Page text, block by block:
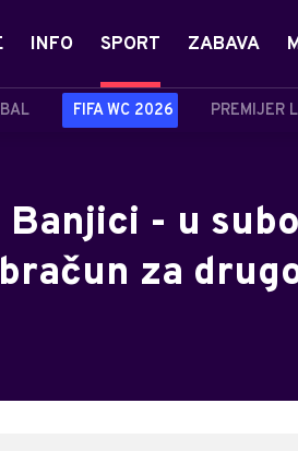
INFO SPORT
FIFA WC 2026 PREMIJER
ZABAVA
Banjici - u
za